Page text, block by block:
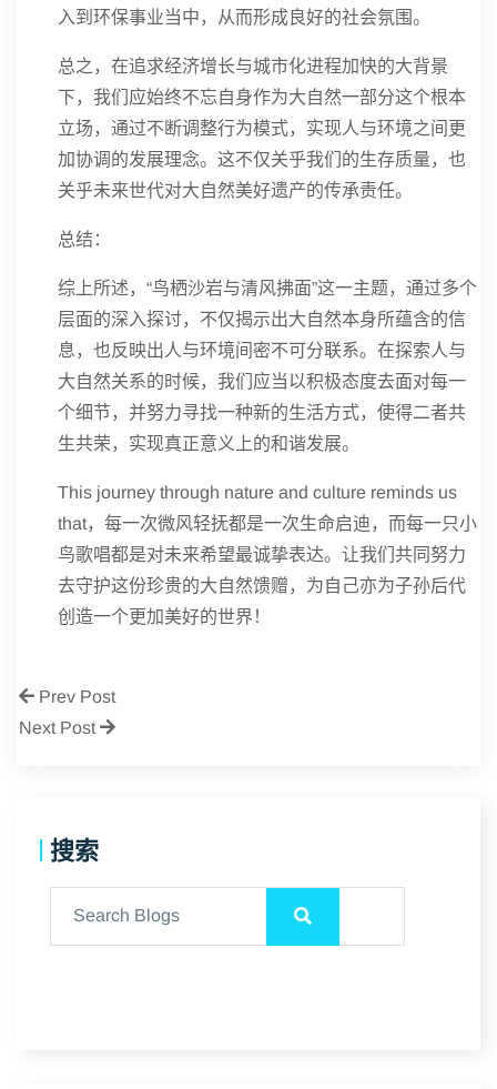
入到环保事业当中，从而形成良好的社会氛围。
总之，在追求经济增长与城市化进程加快的大背景
下，我们应始终不忘自身作为大自然一部分这个根本
立场，通过不断调整行为模式，实现人与环境之间更
加协调的发展理念。这不仅关乎我们的生存质量，也
关乎未来世代对大自然美好遗产的传承责任。
总结：
综上所述，“鸟栖沙岩与清风拂面”这一主题，通过多个
层面的深入探讨，不仅揭示出大自然本身所蕴含的信
息，也反映出人与环境间密不可分联系。在探索人与
大自然关系的时候，我们应当以积极态度去面对每一
个细节，并努力寻找一种新的生活方式，使得二者共
生共荣，实现真正意义上的和谐发展。
This journey through nature and culture reminds us
that，每一次微风轻抚都是一次生命启迪，而每一只小
鸟歌唱都是对未来希望最诚挚表达。让我们共同努力
去守护这份珍贵的大自然馈赠，为自己亦为子孙后代
创造一个更加美好的世界！
Prev Post
Next Post
搜索